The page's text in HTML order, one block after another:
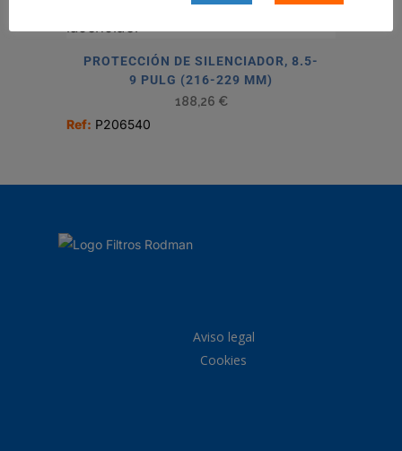
PROTECCIÓN DE SILENCIADOR, 8.5-
9 PULG (216-229 MM)
188,26 €
Ref: P206540
Aviso legal
Cookies